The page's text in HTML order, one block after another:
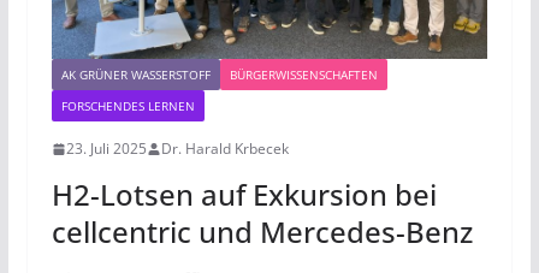
AK GRÜNER WASSERSTOFF
BÜRGERWISSENSCHAFTEN
FORSCHENDES LERNEN
23. Juli 2025 Dr. Harald Krbecek
H2-Lotsen auf Exkursion bei
cellcentric und Mercedes-Benz